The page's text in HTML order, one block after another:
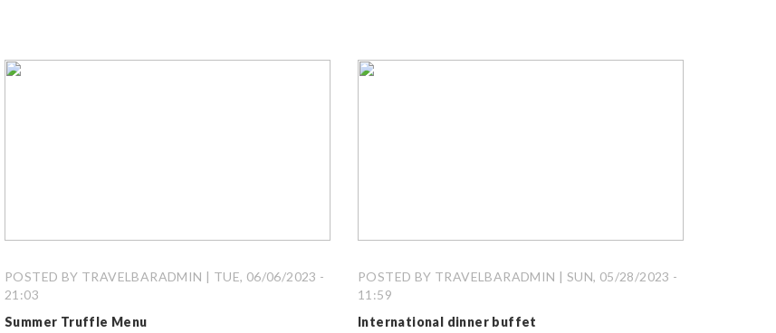
POSTED BY TRAVELBARADMIN | TUE, 06/06/2023 -
21:03
Summer Truffle Menu
POSTED BY TRAVELBARADMIN | SUN, 05/28/2023 -
11:59
International dinner buffet